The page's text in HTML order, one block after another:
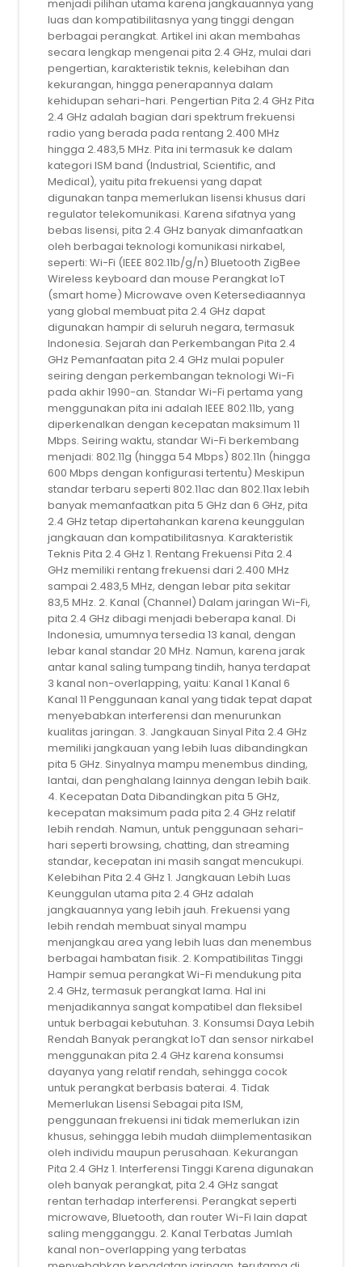
menjadi pilihan utama karena jangkauannya yang
luas dan kompatibilitasnya yang tinggi dengan
berbagai perangkat. Artikel ini akan membahas
secara lengkap mengenai pita 2.4 GHz, mulai dari
pengertian, karakteristik teknis, kelebihan dan
kekurangan, hingga penerapannya dalam
kehidupan sehari-hari. Pengertian Pita 2.4 GHz Pita
2.4 GHz adalah bagian dari spektrum frekuensi
radio yang berada pada rentang 2.400 MHz
hingga 2.483,5 MHz. Pita ini termasuk ke dalam
kategori ISM band (Industrial, Scientific, and
Medical), yaitu pita frekuensi yang dapat
digunakan tanpa memerlukan lisensi khusus dari
regulator telekomunikasi. Karena sifatnya yang
bebas lisensi, pita 2.4 GHz banyak dimanfaatkan
oleh berbagai teknologi komunikasi nirkabel,
seperti: Wi-Fi (IEEE 802.11b/g/n) Bluetooth ZigBee
Wireless keyboard dan mouse Perangkat IoT
(smart home) Microwave oven Ketersediaannya
yang global membuat pita 2.4 GHz dapat
digunakan hampir di seluruh negara, termasuk
Indonesia. Sejarah dan Perkembangan Pita 2.4
GHz Pemanfaatan pita 2.4 GHz mulai populer
seiring dengan perkembangan teknologi Wi-Fi
pada akhir 1990-an. Standar Wi-Fi pertama yang
menggunakan pita ini adalah IEEE 802.11b, yang
diperkenalkan dengan kecepatan maksimum 11
Mbps. Seiring waktu, standar Wi-Fi berkembang
menjadi: 802.11g (hingga 54 Mbps) 802.11n (hingga
600 Mbps dengan konfigurasi tertentu) Meskipun
standar terbaru seperti 802.11ac dan 802.11ax lebih
banyak memanfaatkan pita 5 GHz dan 6 GHz, pita
2.4 GHz tetap dipertahankan karena keunggulan
jangkauan dan kompatibilitasnya. Karakteristik
Teknis Pita 2.4 GHz 1. Rentang Frekuensi Pita 2.4
GHz memiliki rentang frekuensi dari 2.400 MHz
sampai 2.483,5 MHz, dengan lebar pita sekitar
83,5 MHz. 2. Kanal (Channel) Dalam jaringan Wi-Fi,
pita 2.4 GHz dibagi menjadi beberapa kanal. Di
Indonesia, umumnya tersedia 13 kanal, dengan
lebar kanal standar 20 MHz. Namun, karena jarak
antar kanal saling tumpang tindih, hanya terdapat
3 kanal non-overlapping, yaitu: Kanal 1 Kanal 6
Kanal 11 Penggunaan kanal yang tidak tepat dapat
menyebabkan interferensi dan menurunkan
kualitas jaringan. 3. Jangkauan Sinyal Pita 2.4 GHz
memiliki jangkauan yang lebih luas dibandingkan
pita 5 GHz. Sinyalnya mampu menembus dinding,
lantai, dan penghalang lainnya dengan lebih baik.
4. Kecepatan Data Dibandingkan pita 5 GHz,
kecepatan maksimum pada pita 2.4 GHz relatif
lebih rendah. Namun, untuk penggunaan sehari-
hari seperti browsing, chatting, dan streaming
standar, kecepatan ini masih sangat mencukupi.
Kelebihan Pita 2.4 GHz 1. Jangkauan Lebih Luas
Keunggulan utama pita 2.4 GHz adalah
jangkauannya yang lebih jauh. Frekuensi yang
lebih rendah membuat sinyal mampu
menjangkau area yang lebih luas dan menembus
berbagai hambatan fisik. 2. Kompatibilitas Tinggi
Hampir semua perangkat Wi-Fi mendukung pita
2.4 GHz, termasuk perangkat lama. Hal ini
menjadikannya sangat kompatibel dan fleksibel
untuk berbagai kebutuhan. 3. Konsumsi Daya Lebih
Rendah Banyak perangkat IoT dan sensor nirkabel
menggunakan pita 2.4 GHz karena konsumsi
dayanya yang relatif rendah, sehingga cocok
untuk perangkat berbasis baterai. 4. Tidak
Memerlukan Lisensi Sebagai pita ISM,
penggunaan frekuensi ini tidak memerlukan izin
khusus, sehingga lebih mudah diimplementasikan
oleh individu maupun perusahaan. Kekurangan
Pita 2.4 GHz 1. Interferensi Tinggi Karena digunakan
oleh banyak perangkat, pita 2.4 GHz sangat
rentan terhadap interferensi. Perangkat seperti
microwave, Bluetooth, dan router Wi-Fi lain dapat
saling mengganggu. 2. Kanal Terbatas Jumlah
kanal non-overlapping yang terbatas